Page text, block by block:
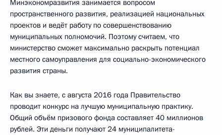
Минэкономразвития занимается вопросом
пространственного развития, реализацией национальных
проектов и ведёт работу по совершенствованию
муниципальных полномочий. Поэтому считаем, что
министерство сможет максимально раскрыть потенциал
местного самоуправления для социально-экономического
развития страны.
Как вы знаете, с августа 2016 года Правительство
проводит конкурс на лучшую муниципальную практику.
Общий объём призового фонда составляет 40 миллионов
рублей. Эти деньги получают 24 муниципалитета-